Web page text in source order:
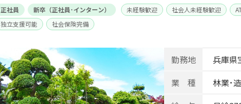
正社員 新卒（正社員･インターン） 未経験歓迎 社会人未経験歓迎
独立支援可能
社会保険完備
勤務地
兵庫県
業 種
林業･